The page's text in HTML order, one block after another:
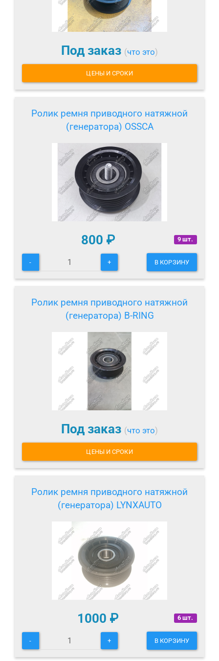
Под заказ (что это)
ЦЕНЫ И СРОКИ
Ролик ремня приводного натяжной
(генератора) OSSCA
9 шт.
800 ₽
- + В КОРЗИНУ
Ролик ремня приводного натяжной
(генератора) B-RING
Под заказ (что это)
ЦЕНЫ И СРОКИ
Ролик ремня приводного натяжной
(генератора) LYNXAUTO
6 шт.
1000 ₽
- + В КОРЗИНУ